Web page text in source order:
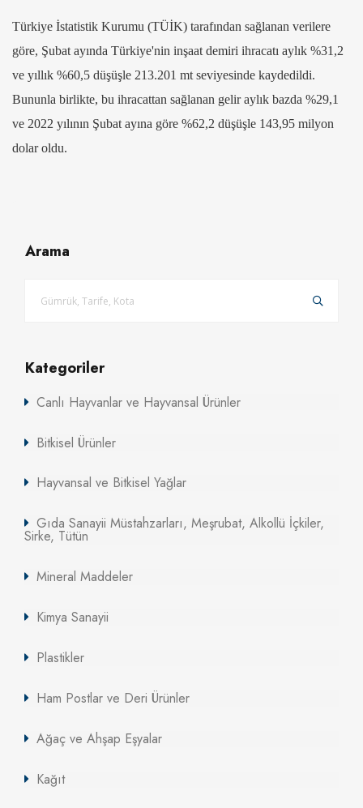
Türkiye İstatistik Kurumu (TÜİK) tarafından sağlanan verilere
göre, Şubat ayında Türkiye'nin inşaat demiri ihracatı aylık %31,2
ve yıllık %60,5 düşüşle 213.201 mt seviyesinde kaydedildi.
Bununla birlikte, bu ihracattan sağlanan gelir aylık bazda %29,1
ve 2022 yılının Şubat ayına göre %62,2 düşüşle 143,95 milyon
dolar oldu.
Arama
Kategoriler
Canlı Hayvanlar ve Hayvansal Ürünler
Bitkisel Ürünler
Hayvansal ve Bitkisel Yağlar
Gıda Sanayii Müstahzarları, Meşrubat, Alkollü İçkiler,
Sirke, Tütün
Mineral Maddeler
Kimya Sanayii
Plastikler
Ham Postlar ve Deri Ürünler
Ağaç ve Ahşap Eşyalar
Kağıt